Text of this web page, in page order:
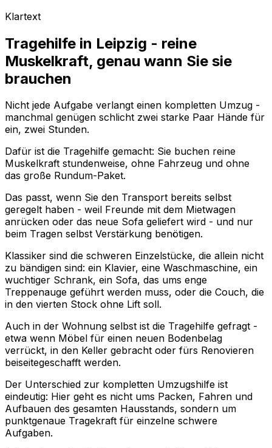
Klartext
Tragehilfe in Leipzig - reine
Muskelkraft, genau wann Sie sie
brauchen
Nicht jede Aufgabe verlangt einen kompletten Umzug -
manchmal genügen schlicht zwei starke Paar Hände für
ein, zwei Stunden.
Dafür ist die Tragehilfe gemacht: Sie buchen reine
Muskelkraft stundenweise, ohne Fahrzeug und ohne
das große Rundum-Paket.
Das passt, wenn Sie den Transport bereits selbst
geregelt haben - weil Freunde mit dem Mietwagen
anrücken oder das neue Sofa geliefert wird - und nur
beim Tragen selbst Verstärkung benötigen.
Klassiker sind die schweren Einzelstücke, die allein nicht
zu bändigen sind: ein Klavier, eine Waschmaschine, ein
wuchtiger Schrank, ein Sofa, das ums enge
Treppenauge geführt werden muss, oder die Couch, die
in den vierten Stock ohne Lift soll.
Auch in der Wohnung selbst ist die Tragehilfe gefragt -
etwa wenn Möbel für einen neuen Bodenbelag
verrückt, in den Keller gebracht oder fürs Renovieren
beiseitegeschafft werden.
Der Unterschied zur kompletten Umzugshilfe ist
eindeutig: Hier geht es nicht ums Packen, Fahren und
Aufbauen des gesamten Hausstands, sondern um
punktgenaue Tragekraft für einzelne schwere
Aufgaben.